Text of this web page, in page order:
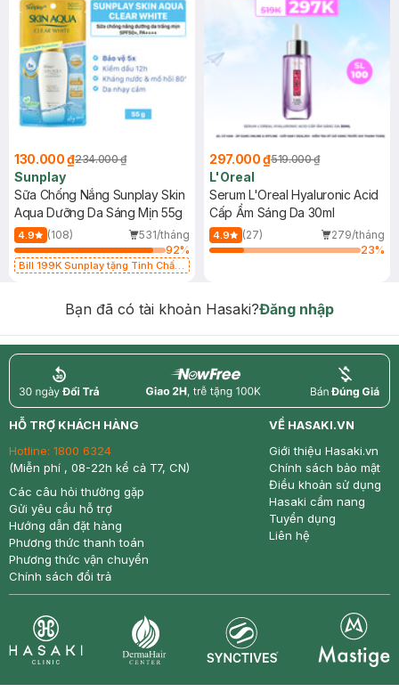
130.000 ₫234.000 ₫
Sunplay
Sữa Chống Nắng Sunplay Skin
Aqua Dưỡng Da Sáng Mịn 55g
4.9 (108)
531/tháng
92%
Bill 199K Sunplay tặng Tinh Chất
297.000 ₫519.000 ₫
L'Oreal
Serum L'Oreal Hyaluronic Acid
Cấp Ẩm Sáng Da 30ml
4.9 (27)
279/tháng
23%
Bạn đã có tài khoản Hasaki?Đăng nhập
return nowfree price
HỖ TRỢ KHÁCH HÀNG
Hotline: 1800 6324
(Miễn phí , 08-22h kể cả T7, CN)
Các câu hỏi thường gặp
Gửi yêu cầu hỗ trợ
Hướng dẫn đặt hàng
Phương thức thanh toán
Phương thức vận chuyển
Chính sách đổi trả
VỀ HASAKI.VN
Giới thiệu Hasaki.vn
Chính sách bảo mật
Điều khoản sử dụng
Hasaki cẩm nang
Tuyển dụng
Liên hệ